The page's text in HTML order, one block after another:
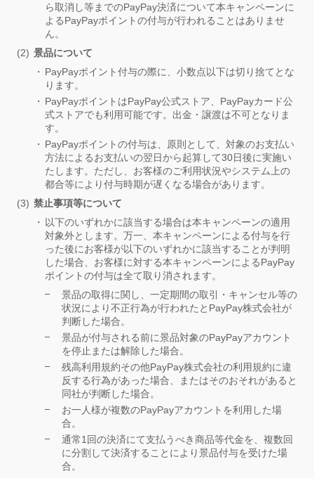
ら取消し等までのPayPay決済について本キャンペーンに
よるPayPayポイントの付与が行われることはありませ
ん。
景品について
PayPayポイント付与の際に、小数点以下は切り捨てとな
ります。
PayPayポイントはPayPay公式ストア、PayPayカード公
式ストアでも利用可能です。出金・譲渡は不可となりま
す。
PayPayポイントの付与は、原則として、対象のお支払い
方法によるお支払いの翌日から起算して30日後に実施い
たします。ただし、お客様のご利用状況やシステム上の
都合等により付与時期が遅くなる場合があります。
禁止事項等について
以下のいずれかに該当する場合は本キャンペーンの適用
対象外とします。万一、本キャンペーンによる付与を行
った後にお客様が以下のいずれかに該当することが判明
した場合、お客様に対する本キャンペーンによるPayPay
ポイントの付与は全て取り消されます。
景品の取得に関し、一定期間の取引・キャンセル等の
状況により不正行為が行われたとPayPay株式会社が
判断した場合。
景品が付与される前に景品対象のPayPayアカウント
を停止または解除した場合。
残高利用規約その他PayPay株式会社の利用規約に違
反する行為があった場合、またはそのおそれがあると
同社が判断した場合。
お一人様が複数のPayPayアカウントを利用した場
合。
通常1回の決済にて支払うべき商品等代金を、複数回
に分割して決済することにより景品付与を受けた場
合。